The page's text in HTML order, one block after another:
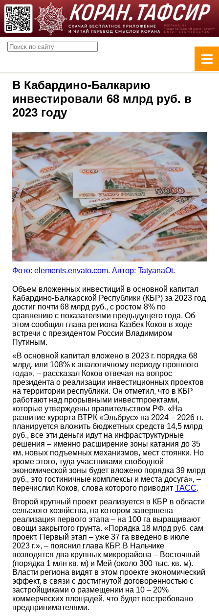
В Кабардино-Балкарию
инвестировали 68 млрд руб. в
2023 году
Фото: elements.envato.com. Автор: TatyanaOt.
Объем вложенных инвестиций в основной капитал
Кабардино-Балкарской Республики (КБР) за 2023 год
достиг почти 68 млрд руб., с ростом 8% по
сравнению с показателями предыдущего года. Об
этом сообщил глава региона Казбек Коков в ходе
встречи с президентом России Владимиром
Путиным.
«В основной капитал вложено в 2023 г. порядка 68
млрд, или 108% к аналогичному периоду прошлого
года», – рассказал Коков отвечая на вопрос
президента о реализации инвестиционных проектов
на территории республики. Он отметил, что в КБР
работают над прорывными инвестпроектами,
которые утверждены правительством РФ. «На
развитие курорта ВТРК «Эльбрус» на 2024 – 2026 гг.
планируется вложить бюджетных средств 14,5 млрд
руб., все эти деньги идут на инфраструктурные
решения – именно расширение зоны катания до 35
км, новых подъемных механизмов, мест стоянки. Но
кроме этого, туда участниками свободной
экономической зоны будет вложено порядка 39 млрд
руб., это гостиничные комплексы и места досуга», –
перечислил Коков, слова которого приводит ТАСС.
Второй крупный проект реализуется в КБР в области
сельского хозяйства, на котором завершена
реализация первого этапа – на 100 га выращивают
овощи закрытого грунта. «Порядка 18 млрд руб. сам
проект. Первый этап – уже 37 га введено в июле
2023 г.», – пояснил глава КБР. В Нальчике
возводятся два крупных микрорайона – Восточный
(порядка 1 млн кв. м) и Мей (около 300 тыс. кв. м).
Власти региона видят в этом проекте экономический
эффект, в связи с достигнутой договоренностью с
застройщиками о размещении на 10 – 20%
коммерческих площадей, что будет востребовано
предпринимателями.